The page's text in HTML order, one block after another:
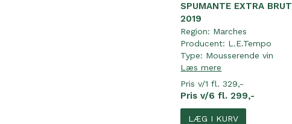
SPUMANTE EXTRA BRUT
2019
Region: Marches
Producent: L.E.Tempo
Type: Mousserende vin
Læs mere
Pris v/1 fl. 329,-
Pris v/6 fl. 299,-
LÆG I KURV